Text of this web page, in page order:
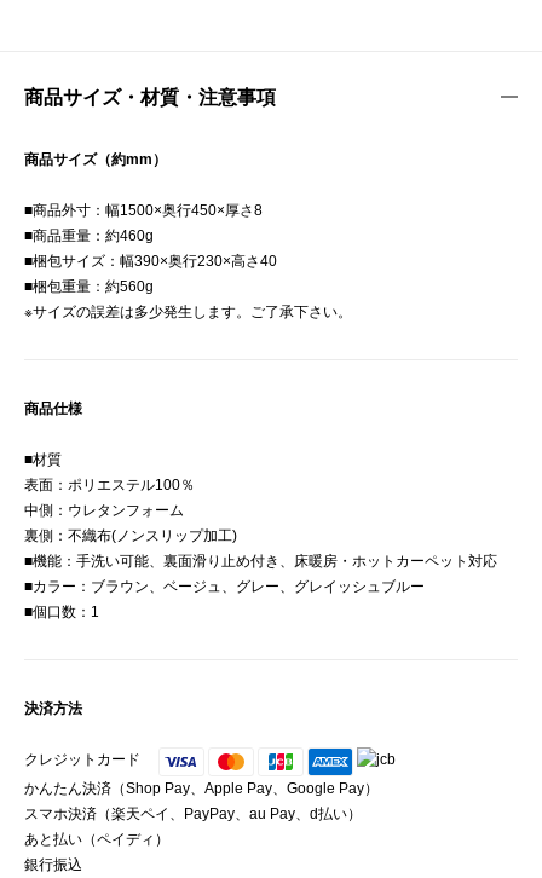
商品サイズ・材質・注意事項
商品サイズ（約mm）
■商品外寸：幅1500×奥行450×厚さ8
■商品重量：約460g
■梱包サイズ：幅390×奥行230×高さ40
■梱包重量：約560g
※サイズの誤差は多少発生します。ご了承下さい。
商品仕様
■材質
表面：ポリエステル100％
中側：ウレタンフォーム
裏側：不織布(ノンスリップ加工)
■機能：手洗い可能、裏面滑り止め付き、床暖房・ホットカーペット対応
■カラー：ブラウン、ベージュ、グレー、グレイッシュブルー
■個口数：1
決済方法
クレジットカード
かんたん決済（Shop Pay、Apple Pay、Google Pay）
スマホ決済（楽天ペイ、PayPay、au Pay、d払い）
あと払い（ペイディ）
銀行振込